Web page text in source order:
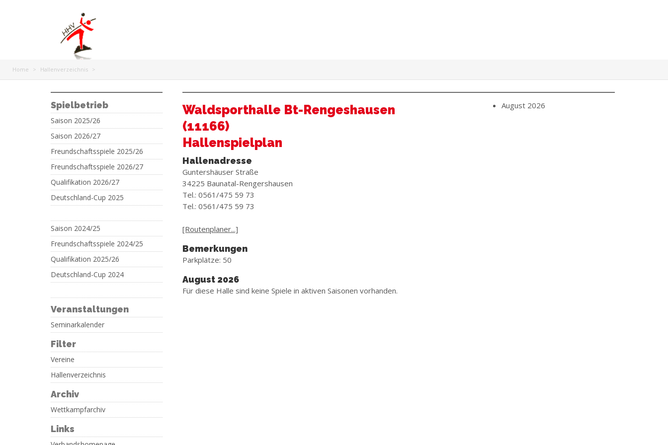
Home > Hallenverzeichnis >
Spielbetrieb
Saison 2025/26
Saison 2026/27
Freundschaftsspiele 2025/26
Freundschaftsspiele 2026/27
Qualifikation 2026/27
Deutschland-Cup 2025
Saison 2024/25
Freundschaftsspiele 2024/25
Qualifikation 2025/26
Deutschland-Cup 2024
Veranstaltungen
Seminarkalender
Filter
Vereine
Hallenverzeichnis
Archiv
Wettkampfarchiv
Links
Waldsporthalle Bt-Rengeshausen
(11166)
Hallenspielplan
Hallenadresse
Guntershäuser Straße
34225 Baunatal-Rengershausen
Tel.: 0561/475 59 73
Tel.: 0561/475 59 73
[Routenplaner...]
Bemerkungen
Parkplätze: 50
August 2026
August 2026
Für diese Halle sind keine Spiele in aktiven Saisonen vorhanden.